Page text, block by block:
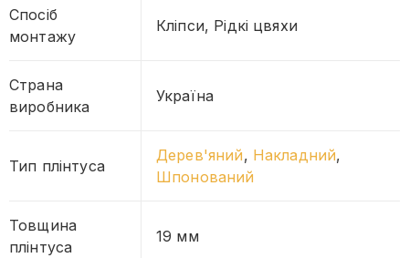
Спосіб
монтажу
Кліпси, Рідкі цвяхи
Страна
виробника
Україна
Тип плінтуса
Дерев'яний, Накладний,
Шпонований
Товщина
плінтуса
19 мм